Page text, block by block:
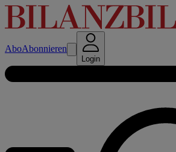
AboAbonnieren
Login